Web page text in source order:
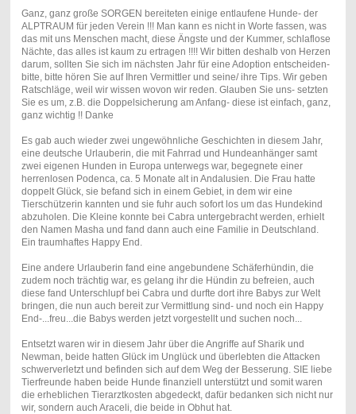
Ganz, ganz große SORGEN bereiteten einige entlaufene Hunde- der
ALPTRAUM für jeden Verein !!! Man kann es nicht in Worte fassen, was
das mit uns Menschen macht, diese Ängste und der Kummer, schlaflose
Nächte, das alles ist kaum zu ertragen !!!! Wir bitten deshalb von Herzen
darum, sollten Sie sich im nächsten Jahr für eine Adoption entscheiden-
bitte, bitte hören Sie auf Ihren Vermittler und seine/ ihre Tips. Wir geben
Ratschläge, weil wir wissen wovon wir reden. Glauben Sie uns- setzten
Sie es um, z.B. die Doppelsicherung am Anfang- diese ist einfach, ganz,
ganz wichtig !! Danke
Es gab auch wieder zwei ungewöhnliche Geschichten in diesem Jahr,
eine deutsche Urlauberin, die mit Fahrrad und Hundeanhänger samt
zwei eigenen Hunden in Europa unterwegs war, begegnete einer
herrenlosen Podenca, ca. 5 Monate alt in Andalusien. Die Frau hatte
doppelt Glück, sie befand sich in einem Gebiet, in dem wir eine
Tierschützerin kannten und sie fuhr auch sofort los um das Hundekind
abzuholen. Die Kleine konnte bei Cabra untergebracht werden, erhielt
den Namen Masha und fand dann auch eine Familie in Deutschland.
Ein traumhaftes Happy End.
Eine andere Urlauberin fand eine angebundene Schäferhündin, die
zudem noch trächtig war, es gelang ihr die Hündin zu befreien, auch
diese fand Unterschlupf bei Cabra und durfte dort ihre Babys zur Welt
bringen, die nun auch bereit zur Vermittlung sind- und noch ein Happy
End-...freu...die Babys werden jetzt vorgestellt und suchen noch...
Entsetzt waren wir in diesem Jahr über die Angriffe auf Sharik und
Newman, beide hatten Glück im Unglück und überlebten die Attacken
schwerverletzt und befinden sich auf dem Weg der Besserung. SIE liebe
Tierfreunde haben beide Hunde finanziell unterstützt und somit waren
die erheblichen Tierarztkosten abgedeckt, dafür bedanken sich nicht nur
wir, sondern auch Araceli, die beide in Obhut hat.